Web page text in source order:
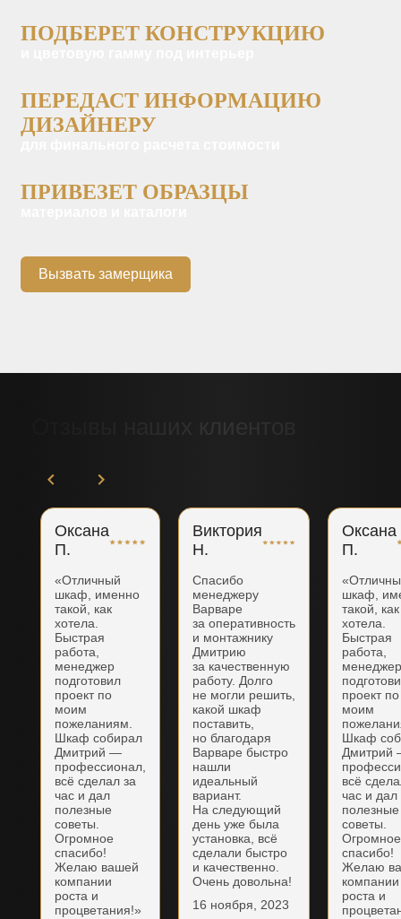
ПОДБЕРЕТ КОНСТРУКЦИЮ
ПЕРЕДАСТ ИНФОРМАЦИЮ
ДИЗАЙНЕРУ
ПРИВЕЗЕТ ОБРАЗЦЫ
Вызвать замерщика
Оксана
П.
«Отличный
шкаф, именно
такой, как
хотела.
Быстрая
работа,
менеджер
подготовил
проект по
моим
пожеланиям.
Шкаф собирал
Дмитрий —
профессионал,
всё сделал за
час и дал
полезные
советы.
Огромное
спасибо!
Желаю вашей
компании
роста и
процветания!»
Виктория
Н.
Спасибо
менеджеру
Варваре
за оперативность
и монтажнику
Дмитрию
за качественную
работу. Долго
не могли решить,
какой шкаф
поставить,
но благодаря
Варваре быстро
нашли
идеальный
вариант.
На следующий
день уже была
установка, всё
сделали быстро
и качественно.
Очень довольна!
16 ноября, 2023
Оксана
П.
шкаф,
такой, как
хотела.
Быстрая
работа,
проект по
моим
Шкаф
Дмитрий
всё
час и дал
полезные
советы.
Огромное
спасибо!
Желаю
компании
роста и